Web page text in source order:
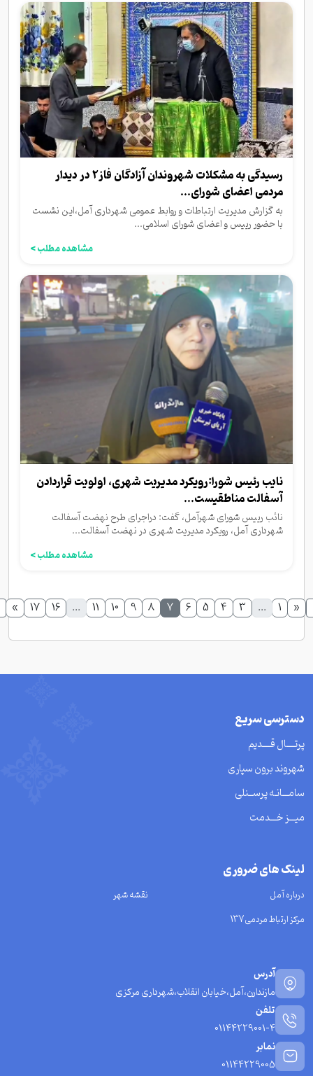
رسیدگی به مشکلات شهروندان آزادگان فاز۲ در دیدار
مردمی اعضای شورای...
به گزارش مدیریت ارتباطات و روابط عمومی شهرداری آمل،این نشست
با حضور رییس و اعضای شورای اسلامی...
مشاهده مطلب >
نایب رئیس شورا:رویکرد مدیریت شهری، اولویت قراردادن
آسفالت مناطقیست...
نائب رییس شورای شهرآمل، گفت: دراجرای طرح نهضت آسفالت
شهرداری آمل، رویکرد مدیریت شهری در نهضت آسفالت...
مشاهده مطلب >
«
1
...
3
4
5
6
7
8
9
10
11
...
16
17
»
دسترسی سریع
پرتــــال قــــدیم
شهروند برون سپاری
سامـــانـه پرســنلی
میـــز خـــدمت
لینک های ضروری
درباره آمل
نقشه شهر
مرکز ارتباط مردمی137
آدرس
مازندارن،آمل،خیابان انقلاب،شهرداری مرکزی
تلفن
01144229001-4
نمابر
01144229005